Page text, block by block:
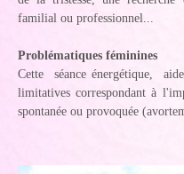
familial ou professionnel...
Problématiques féminines
Cette séance énergétique,
limitatives correspondant à
spontanée ou provoquée